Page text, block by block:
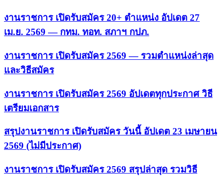
งานราชการ เปิดรับสมัคร 20+ ตำแหน่ง อัปเดต 27
เม.ย. 2569 — กทม. ทอท. สภาฯ กปภ.
งานราชการ เปิดรับสมัคร 2569 — รวมตำแหน่งล่าสุด
และวิธีสมัคร
งานราชการ เปิดรับสมัคร 2569 อัปเดตทุกประกาศ วิธี
เตรียมเอกสาร
สรุปงานราชการ เปิดรับสมัคร วันนี้ อัปเดต 23 เมษายน
2569 (ไม่มีประกาศ)
งานราชการ เปิดรับสมัคร 2569 สรุปล่าสุด รวมวิธี